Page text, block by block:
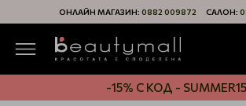
ОНЛАЙН МАГАЗИН: 0882 009872 САЛОН:
-15% С КОД - SUMMER15